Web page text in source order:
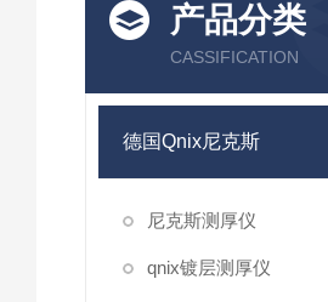
产品分类
CASSIFICATION
德国Qnix尼克斯
尼克斯测厚仪
qnix镀层测厚仪